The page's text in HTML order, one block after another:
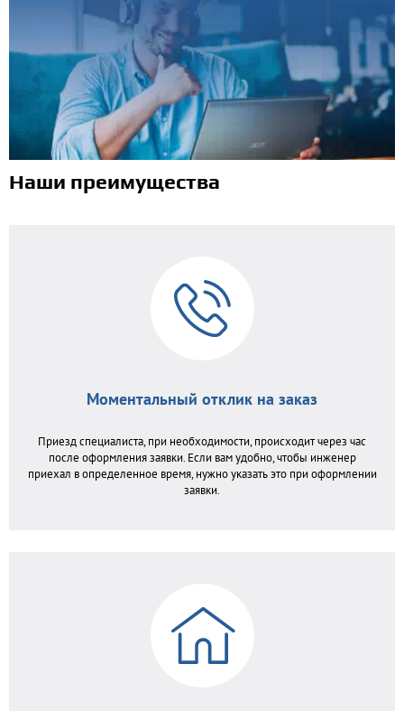
Наши преимущества
Моментальный отклик на заказ
Приезд специалиста, при необходимости, происходит через час
после оформления заявки. Если вам удобно, чтобы инженер
приехал в определенное время, нужно указать это при оформлении
заявки.